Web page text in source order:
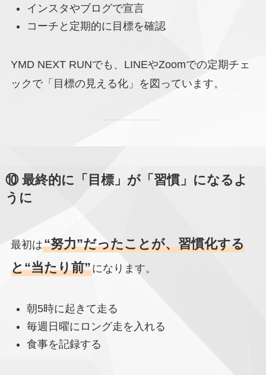
インスタやブログで宣言
コーチと定期的に目標を確認
YMD NEXT RUNでも、LINEやZoomでの定期チェ
ックで「目標の見える化」を図っています。
⑩ 最終的に「目標」が「習慣」になるよ
うに
最初は“努力”だったことが、習慣化する
と“当たり前”になります。
朝5時に起きて走る
毎週日曜にロング走を入れる
食事を記録する